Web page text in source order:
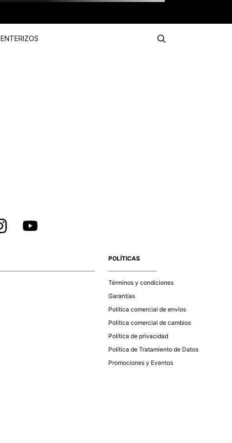
ENTERIZOS
POLÍTICAS
Términos y condiciones
Garantías
Política comercial de envíos
Política comercial de cambios
Política de privacidad
Política de Tratamiento de Datos
Promociones y Eventos